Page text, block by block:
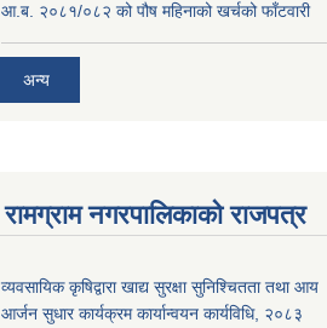
आ.ब. २०८१/०८२ को पौष महिनाको खर्चको फाँटवारी
अन्य
रामग्राम नगरपालिकाको राजपत्र
व्यवसायिक कृषिद्वारा खाद्य सुरक्षा सुनिश्चितता तथा आय
आर्जन सुधार कार्यक्रम कार्यान्वयन कार्यविधि, २०८३